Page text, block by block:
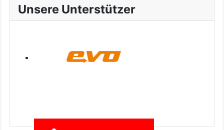
Unsere Unterstützer